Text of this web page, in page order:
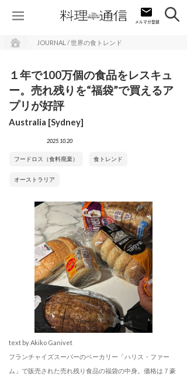
JOURNAL / 世界の食トレンド
１年で100万個の食品をレスキュ
ー。売れ残りを“福袋”で買えるア
プリが好評
Australia [Sydney]
2025.10.20
フードロス（食料廃棄） 食トレンド
オーストラリア
text by Akiko Ganivet
フランチャイズスーパーのベーカリー「ハリス・ファー
ム」で販売された売れ残り食品の福袋の中身。価格は７豪